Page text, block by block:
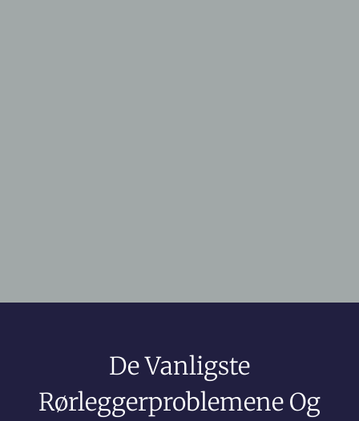
De Vanligste
Rørleggerproblemene Og